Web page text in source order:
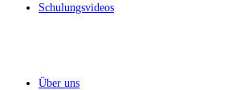
Schulungsvideos
Über uns